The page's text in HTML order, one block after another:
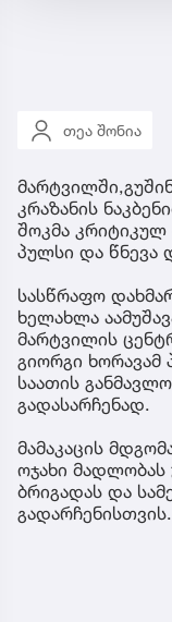
თეა შონია
კრაზანის
შოკმა კრიტიკულ
პულსი და წნევა
სასწრაფო
ხელახლა
მარტვილის
გიორგი
საათის
გადასარჩენად.
მამაკაცის
ოჯახი მადლობას
ბრიგადას და